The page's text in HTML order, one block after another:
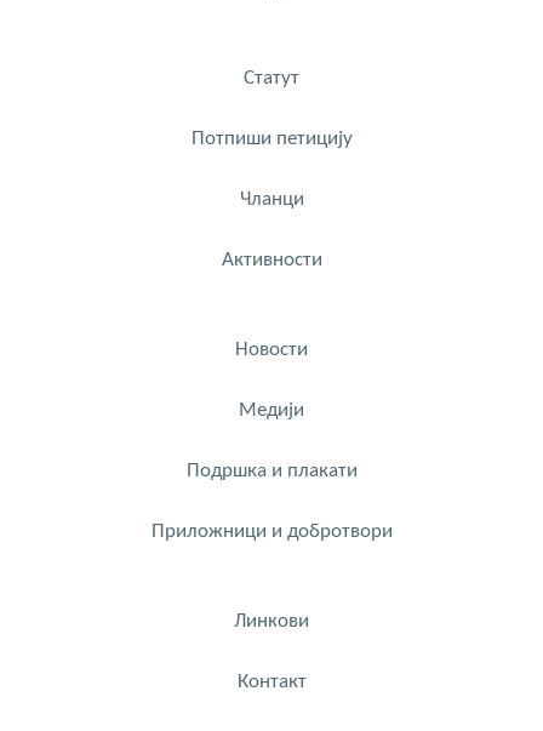
Статут
Потпиши петицију
Чланци
Активности
Новости
Медији
Подршка и плакати
Приложници и добротвори
Линкови
Контакт